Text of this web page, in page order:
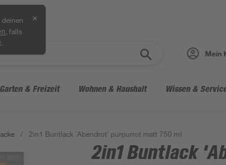
, falls
✕
Mein
Garten & Freizeit Wohnen & Haushalt Wissen &
/ 2in1 Buntlack 'Abendrot' purpurrot matt 750 ml
2in1 Buntlack